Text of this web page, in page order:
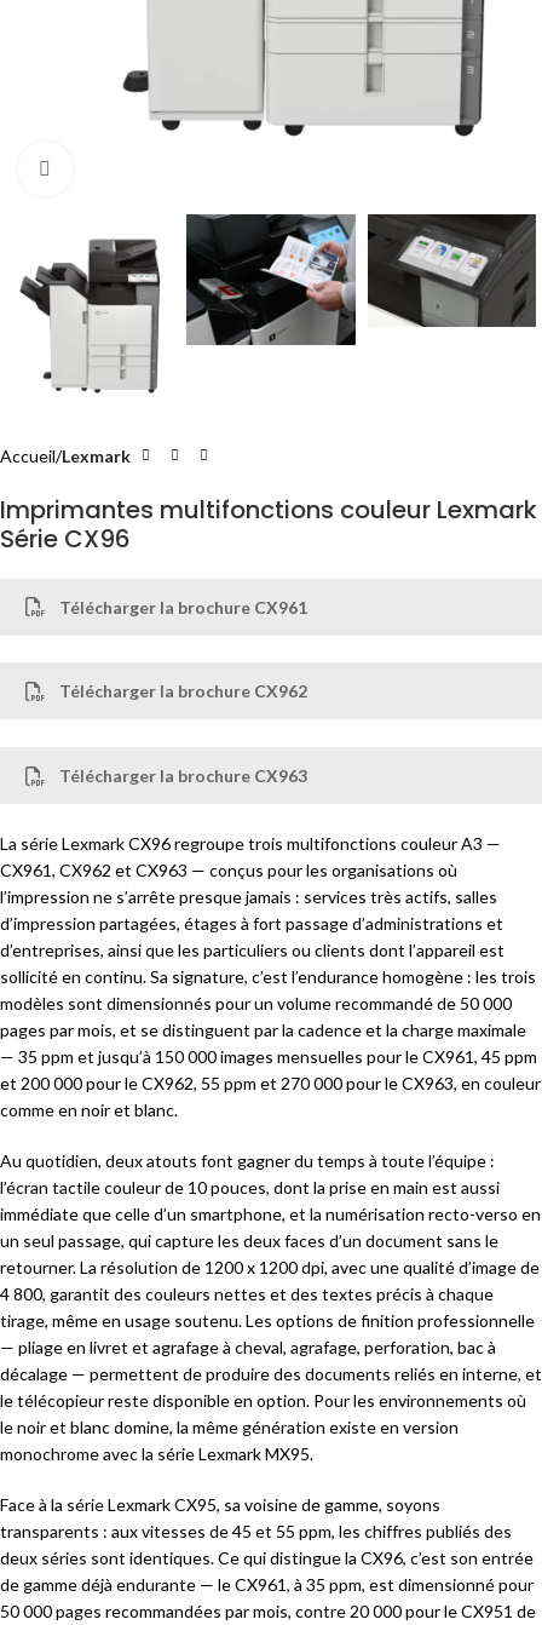
Accueil Lexmark
Imprimantes multifonctions couleur Lexmark
Série CX96
Télécharger la brochure CX961
Télécharger la brochure CX962
Télécharger la brochure CX963
La série Lexmark CX96 regroupe trois multifonctions couleur A3 —
CX961, CX962 et CX963 — conçus pour les organisations où
l’impression ne s’arrête presque jamais : services très actifs, salles
d’impression partagées, étages à fort passage d’administrations et
d’entreprises, ainsi que les particuliers ou clients dont l’appareil est
sollicité en continu. Sa signature, c’est l’endurance homogène : les trois
modèles sont dimensionnés pour un volume recommandé de 50 000
pages par mois, et se distinguent par la cadence et la charge maximale
— 35 ppm et jusqu’à 150 000 images mensuelles pour le CX961, 45 ppm
et 200 000 pour le CX962, 55 ppm et 270 000 pour le CX963, en couleur
comme en noir et blanc.
Au quotidien, deux atouts font gagner du temps à toute l’équipe :
l’écran tactile couleur de 10 pouces, dont la prise en main est aussi
immédiate que celle d’un smartphone, et la numérisation recto-verso en
un seul passage, qui capture les deux faces d’un document sans le
retourner. La résolution de 1200 x 1200 dpi, avec une qualité d’image de
4 800, garantit des couleurs nettes et des textes précis à chaque
tirage, même en usage soutenu. Les options de finition professionnelle
— pliage en livret et agrafage à cheval, agrafage, perforation, bac à
décalage — permettent de produire des documents reliés en interne, et
le télécopieur reste disponible en option. Pour les environnements où
le noir et blanc domine, la même génération existe en version
monochrome avec la série Lexmark MX95.
Face à la série Lexmark CX95, sa voisine de gamme, soyons
transparents : aux vitesses de 45 et 55 ppm, les chiffres publiés des
deux séries sont identiques. Ce qui distingue la CX96, c’est son entrée
de gamme déjà endurante — le CX961, à 35 ppm, est dimensionné pour
50 000 pages recommandées par mois, contre 20 000 pour le CX951 de